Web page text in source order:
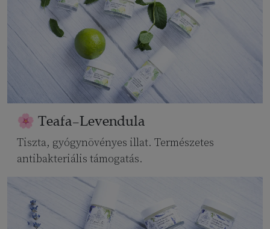
🌸 Teafa–Levendula
Tiszta, gyógynövényes illat. Természetes
antibakteriális támogatás.